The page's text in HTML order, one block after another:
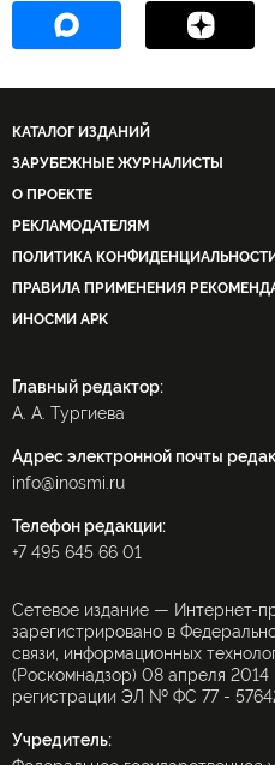
КАТАЛОГ ИЗДАНИЙ
ЗАРУБЕЖНЫЕ ЖУРНАЛИСТЫ
О ПРОЕКТЕ
РЕКЛАМОДАТЕЛЯМ
ПОЛИТИКА КОНФИДЕНЦИАЛЬНОСТИ
ПРАВИЛА ПРИМЕНЕНИЯ
ИНОСМИ APK
Главный редактор:
А. А. Тургиева
Адрес электронной почты
info@inosmi.ru
Телефон редакции:
+7 495 645 66 01
Сетевое издание — Интернет-
зарегистрировано в
связи, информационных
(Роскомнадзор) 08 апреля 2014
регистрации ЭЛ № ФС 77 -
Учредитель: